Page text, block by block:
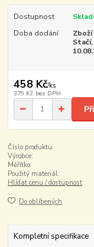
Dostupnost
Doba dodání
Zboží
458 Kč/ks
379 Kč bez DPH
Číslo produktu:
Výrobce:
Měřítko:
Použitý materiál:
Hlídat cenu / dostupnost
Do oblíbených
Kompletní specifikace